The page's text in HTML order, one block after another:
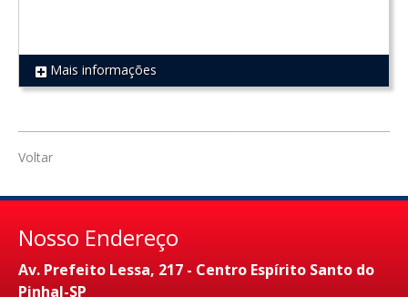
REF 645
Mais informações
Voltar
Nosso Endereço
Av. Prefeito Lessa, 217 - Centro Espírito Santo do
Pinhal-SP